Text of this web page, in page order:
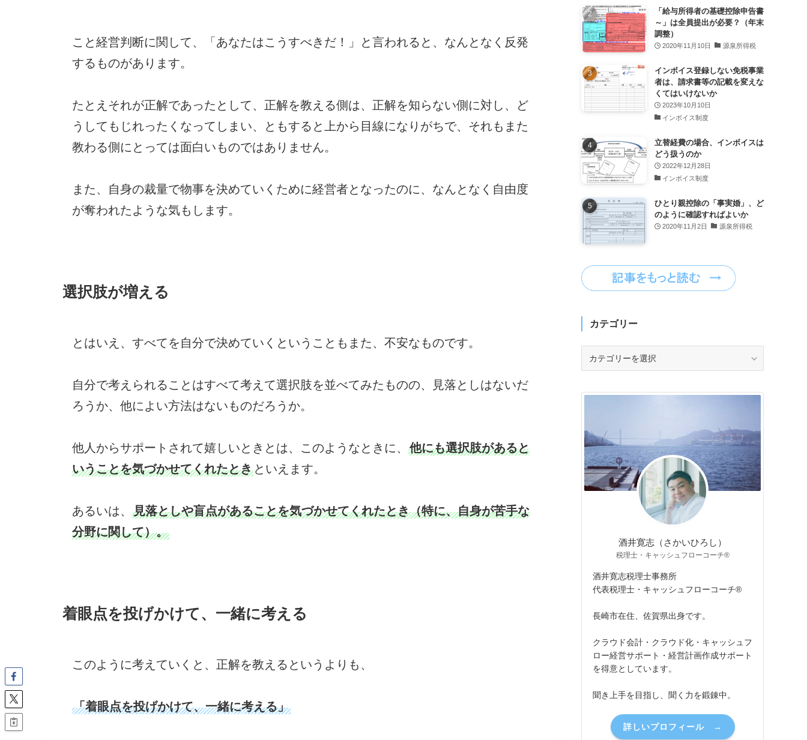
こと経営判断に関して、「あなたはこうすべきだ！」と言われると、なんとなく反発
するものがあります。
たとえそれが正解であったとして、正解を教える側は、正解を知らない側に対し、ど
うしてもじれったくなってしまい、ともすると上から目線になりがちで、それもまた
教わる側にとっては面白いものではありません。
また、自身の裁量で物事を決めていくために経営者となったのに、なんとなく自由度
が奪われたような気もします。
選択肢が増える
とはいえ、すべてを自分で決めていくということもまた、不安なものです。
自分で考えられることはすべて考えて選択肢を並べてみたものの、見落としはないだ
ろうか、他によい方法はないものだろうか。
他人からサポートされて嬉しいときとは、このようなときに、 他にも選択肢があると
いうことを気づかせてくれたとき といえます。
あるいは、 見落としや盲点があることを気づかせてくれたとき（特に、自身が苦手な
分野に関して）。
着眼点を投げかけて、一緒に考える
このように考えていくと、正解を教えるというよりも、
「着眼点を投げかけて、一緒に考える」
「給与所得者の基礎控除申告書
～」は全員提出が必要？（年末
調整）
2020年11月10日 源泉所得税
インボイス登録しない免税事業
者は、請求書等の記載を変えな
くてはいけないか
2023年10月10日
インボイス制度
立替経費の場合、インボイスは
どう扱うのか
2022年12月28日
インボイス制度
ひとり親控除の「事実婚」、ど
のように確認すればよいか
2020年11月2日 源泉所得税
カテゴリー
リ
酒井寛志（さかいひろし）
税理士・キャッシュフローコーチ®
酒井寛志税理士事務所
代表税理士・キャッシュフローコーチ®
長崎市在住、佐賀県出身です。
クラウド会計・クラウド化・キャッシュフ
ロー経営サポート・経営計画作成サポート
を得意としています。
聞き上手を目指し、聞く力を鍛錬中。
詳しいプロフィール →